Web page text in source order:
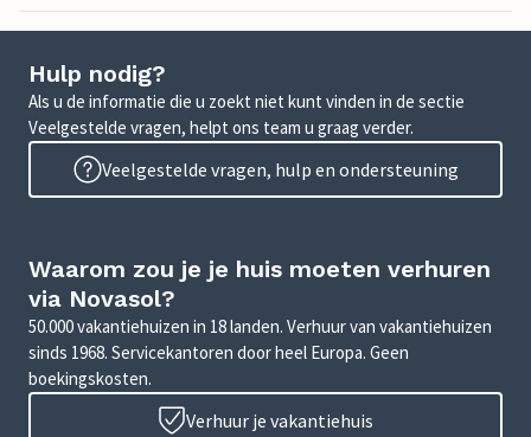
Hulp nodig?
Als u de informatie die u zoekt niet kunt vinden in de sectie
Veelgestelde vragen, helpt ons team u graag verder.
Veelgestelde vragen, hulp en ondersteuning
Waarom zou je je huis moeten verhuren
via Novasol?
50.000 vakantiehuizen in 18 landen. Verhuur van vakantiehuizen
sinds 1968. Servicekantoren door heel Europa. Geen
boekingskosten.
Verhuur je vakantiehuis